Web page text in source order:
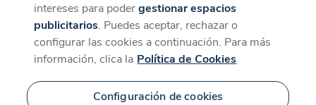
intereses para podergestionar espacios
publicitarios. Puedes aceptar, rechazar o
configurar las cookies a continuación. Para más
información, clica la Política de Cookies
Configuración de cookies